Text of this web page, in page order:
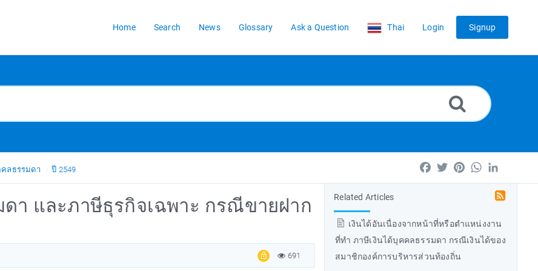
Home Search News Glossary Ask a Question Thai Login Signup
ลธรรมดา ปี 2549 Facebook
TwitterPinterestWhatsApp
Related Articles
เงินได้อันเนื่องจากหน้าที่หรือตำแหน่งงาน
ที่ทำ ภาษีเงินได้บุคคลธรรมดา กรณีเงินได้ของ
สมาชิกองค์การบริหารส่วนท้องถิ่น
า และภาษีธุรกิจเฉพาะ กรณีขายฝาก
691